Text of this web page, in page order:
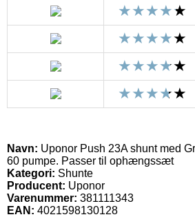
Navn: Uponor Push 23A shunt med
60 pumpe. Passer til ophængssæt
Kategori: Shunte
Producent: Uponor
Varenummer: 381111343
EAN: 4021598130128